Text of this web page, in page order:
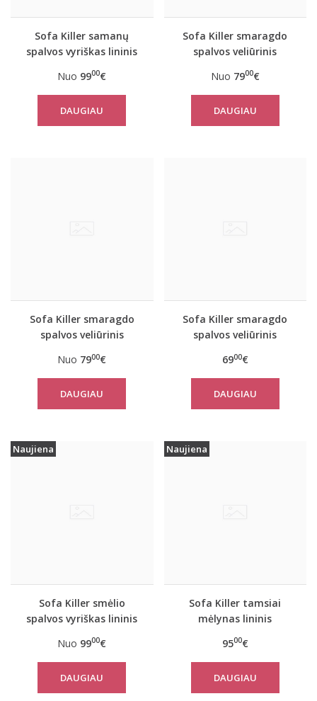
Sofa Killer samanų
spalvos vyriškas lininis
Nuo 9900€
DAUGIAU
Sofa Killer smaragdo
spalvos veliūrinis
Nuo 7900€
DAUGIAU
Sofa Killer smaragdo
spalvos veliūrinis
Nuo 7900€
DAUGIAU
Sofa Killer smaragdo
spalvos veliūrinis
6900€
DAUGIAU
Naujiena
Sofa Killer smėlio
spalvos vyriškas lininis
Nuo 9900€
DAUGIAU
Naujiena
Sofa Killer tamsiai
mėlynas lininis
9500€
DAUGIAU